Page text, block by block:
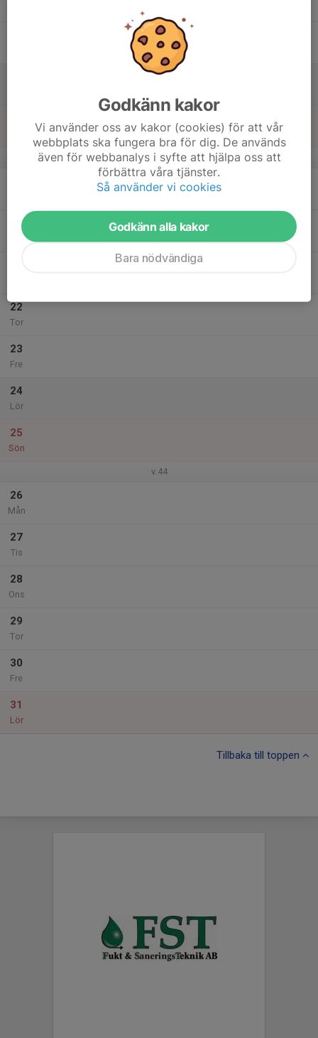
v.43
20
22
Tor
23
Fre
24
Lör
25
Sön
v.44
26
Mån
27
Tis
28
Ons
29
Tor
30
Fre
31
Lör
Tillbaka till toppen
Godkänn kakor
Vi använder oss av kakor (cookies) för att vår
webbplats ska fungera bra för dig. De används
även för webbanalys i syfte att hjälpa oss att
förbättra våra tjänster.
Så använder vi cookies
Godkänn alla kakor
Bara nödvändiga